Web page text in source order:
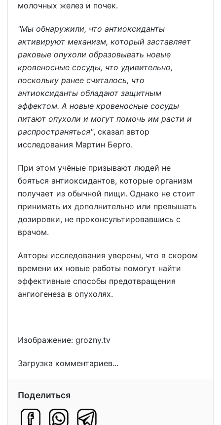
молочных желез и почек.
"Мы обнаружили, что антиоксиданты
активируют механизм, который заставляет
раковые опухоли образовывать новые
кровеносные сосуды, что удивительно,
поскольку ранее считалось, что
антиоксиданты обладают защитным
эффектом. А новые кровеносные сосуды
питают опухоли и могут помочь им расти и
распространяться", сказал автор
исследования Мартин Берго.
При этом учёные призывают людей не
бояться антиоксидантов, которые организм
получает из обычной пищи. Однако не стоит
принимать их дополнительно или превышать
дозировки, не проконсультировавшись с
врачом.
Авторы исследования уверены, что в скором
времени их новые работы помогут найти
эффективные способы предотвращения
ангиогенеза в опухолях.
Изображение: grozny.tv
Загрузка комментариев...
Поделиться